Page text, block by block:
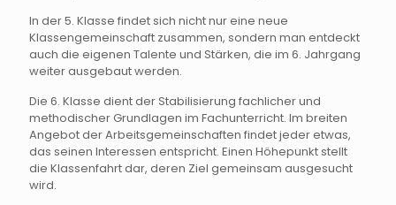
In der 5. Klasse findet sich nicht nur eine neue
Klassengemeinschaft zusammen, sondern man entdeckt
auch die eigenen Talente und Stärken, die im 6. Jahrgang
weiter ausgebaut werden.
Die 6. Klasse dient der Stabilisierung fachlicher und
methodischer Grundlagen im Fachunterricht. Im breiten
Angebot der Arbeitsgemeinschaften findet jeder etwas,
das seinen Interessen entspricht. Einen Höhepunkt stellt
die Klassenfahrt dar, deren Ziel gemeinsam ausgesucht
wird.